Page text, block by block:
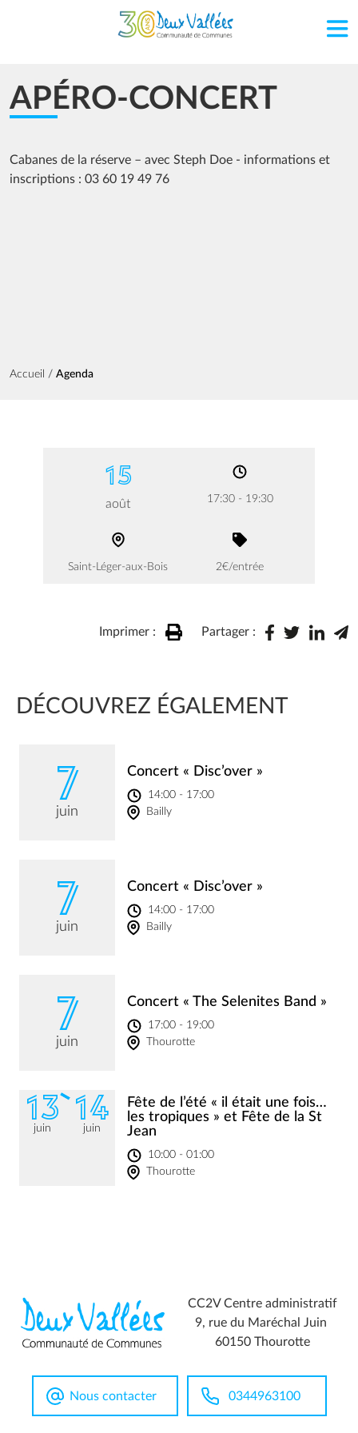
Aller au contenu principal
APÉRO-CONCERT
Cabanes de la réserve – avec Steph Doe - informations et
inscriptions : 03 60 19 49 76
Fil d'Ariane
Accueil Agenda
15
août 17:30 - 19:30
Saint-Léger-aux-Bois 2€/entrée
Imprimer : Partager :
DÉCOUVREZ ÉGALEMENT
7
juin
Concert « Disc’over »
14:00 - 17:00
Bailly
7
juin
Concert « Disc’over »
14:00 - 17:00
Bailly
7
juin
Concert « The Selenites Band »
17:00 - 19:00
Thourotte
13
juin
14
juin
Fête de l’été « il était une fois…
les tropiques » et Fête de la St
Jean
10:00 - 01:00
Thourotte
CC2V Centre administratif
9, rue du Maréchal Juin
60150 Thourotte
Nous contacter 0344963100